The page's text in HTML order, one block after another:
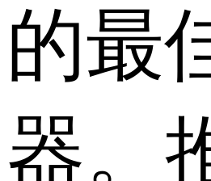
的最
器。